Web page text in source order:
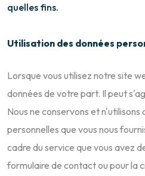
quelles fins.
Utilisation des données
Lorsque vous utilisez notre site
données de votre part. Il peut
Nous ne conservons et n'utilisons
personnelles que vous nous
cadre du service que vous avez
formulaire de contact ou pour la